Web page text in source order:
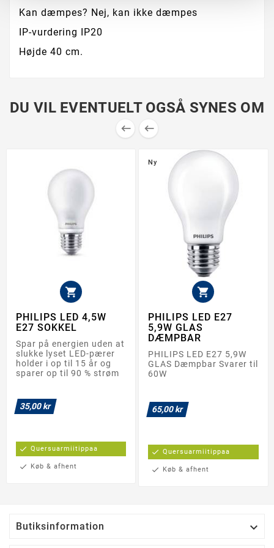
Kan dæmpes? Nej, kan ikke dæmpes
IP-vurdering IP20
Højde 40 cm.
DU VIL EVENTUELT OGSÅ SYNES OM
 

PHILIPS LED 4,5W
E27 SOKKEL
Spar på energien uden at
slukke lyset LED-pærer
holder i op til 15 år og
sparer op til 90 % strøm
35,00 kr
check Quersuarmiitippaa
check Køb & afhent
Ny

PHILIPS LED E27
5,9W GLAS
DÆMPBAR
PHILIPS LED E27 5,9W
GLAS Dæmpbar Svarer til
60W
65,00 kr
check Quersuarmiitippaa
check Køb & afhent
Butiksinformation 